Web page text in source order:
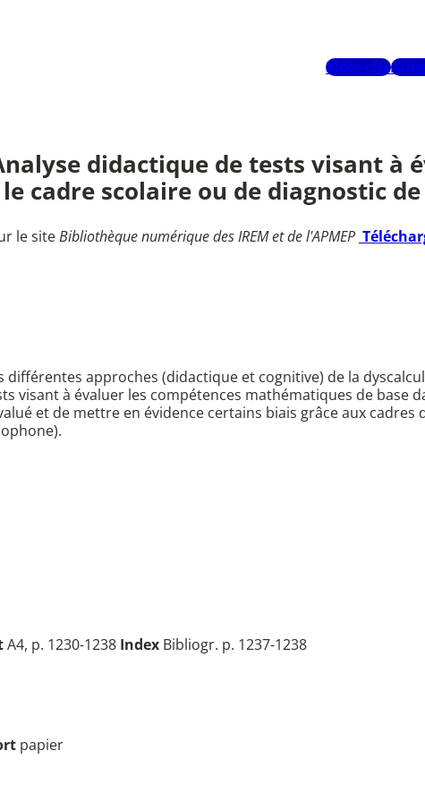
Mots-clés
didactique de tests visant à
cadre scolaire ou de diagnostic
le siteBibliothèque numérique des IREM et de l'APMEP
différentes approches (didactique et cognitive) de la
visant à évaluer les compétences mathématiques de base
et de mettre en évidence certains biais grâce aux cadres
A4, p. 1230-1238 Index Bibliogr. p. 1237-1238
papier